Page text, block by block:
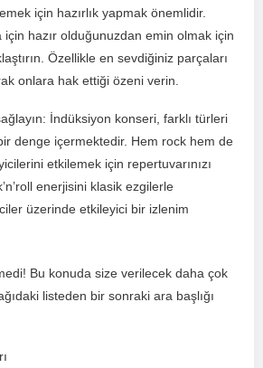
için hazırlık yapmak önemlidir.
hazır olduğunuzdan​ emin ⁤olmak için
Özellikle en sevdiğiniz parçaları
onlara hak ettiği özeni verin.
İndüksiyon konseri, farklı‌ türleri
denge ‌içermektedir. Hem rock hem de​
etkilemek için repertuvarınızı
enerjisini klasik ezgilerle
üzerinde etkileyici bir izlenim
Bu konuda size verilecek daha​ çok
listeden bir sonraki ara başlığı